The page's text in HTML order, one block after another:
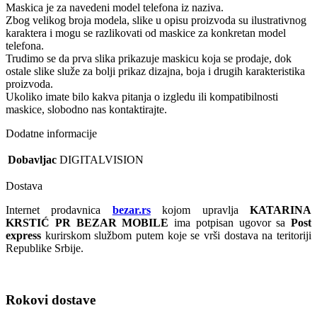
Maskica je za navedeni model telefona iz naziva.
Zbog velikog broja modela, slike u opisu proizvoda su ilustrativnog
karaktera i mogu se razlikovati od maskice za konkretan model
telefona.
Trudimo se da prva slika prikazuje maskicu koja se prodaje, dok
ostale slike služe za bolji prikaz dizajna, boja i drugih karakteristika
proizvoda.
Ukoliko imate bilo kakva pitanja o izgledu ili kompatibilnosti
maskice, slobodno nas kontaktirajte.
Dodatne informacije
Dobavljac DIGITALVISION
Dostava
Internet prodavnica bezar.rskojom upravljaKATARINA
KRSTIĆ PR BEZAR MOBILE ima potpisan ugovor sa Post
express kurirskom službom putem koje se vrši dostava na teritoriji
Republike Srbije.
Rokovi dostave